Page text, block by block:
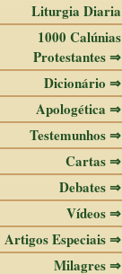
Liturgia Diaria
1000 Calúnias
Protestantes ⇒
Dicionário ⇒
Apologética ⇒
Testemunhos ⇒
Cartas ⇒
Debates ⇒
Vídeos ⇒
Artigos Especiais ⇒
Milagres ⇒